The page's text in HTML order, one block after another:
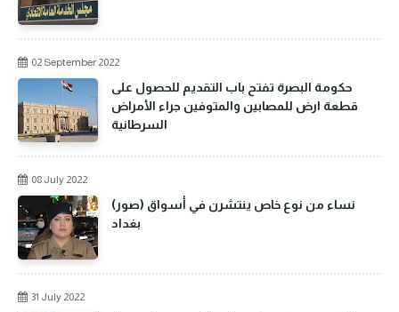
02 September 2022
حكومة البصرة تفتح باب التقديم للحصول على
قطعة ارض للمصابين والمتوفين جراء الأمراض
السرطانية
08 July 2022
(صور) نساء من نوع خاص ينتشرن في أسواق
بغداد
31 July 2022